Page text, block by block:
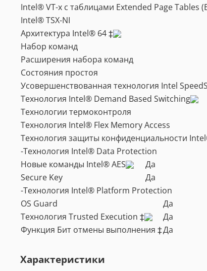
Intel® VT-x с таблицами Extended Page Tables
Intel® TSX-NI
Архитектура Intel® 64 ‡
Набор команд
Расширения набора команд
Состояния простоя
Усовершенствованная технология Intel
Технология Intel® Demand Based Switching
Технологии термоконтроля
Технология Intel® Flex Memory Access
Технология защиты конфиденциальности
-Технология Intel® Data Protection
Новые команды Intel® AES
Да
Secure Key
Да
-Технология Intel® Platform Protection
OS Guard
Да
Технология Trusted Execution ‡
Да
Функция Бит отмены выполнения ‡Да
Характеристики